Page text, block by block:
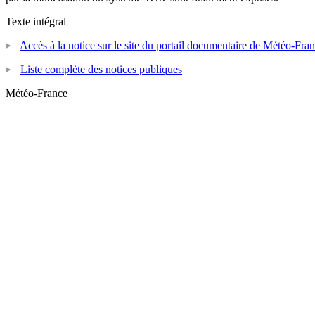
Texte intégral
Accès à la notice sur le site du portail documentaire de Météo-
Liste complète des notices publiques
Météo-France